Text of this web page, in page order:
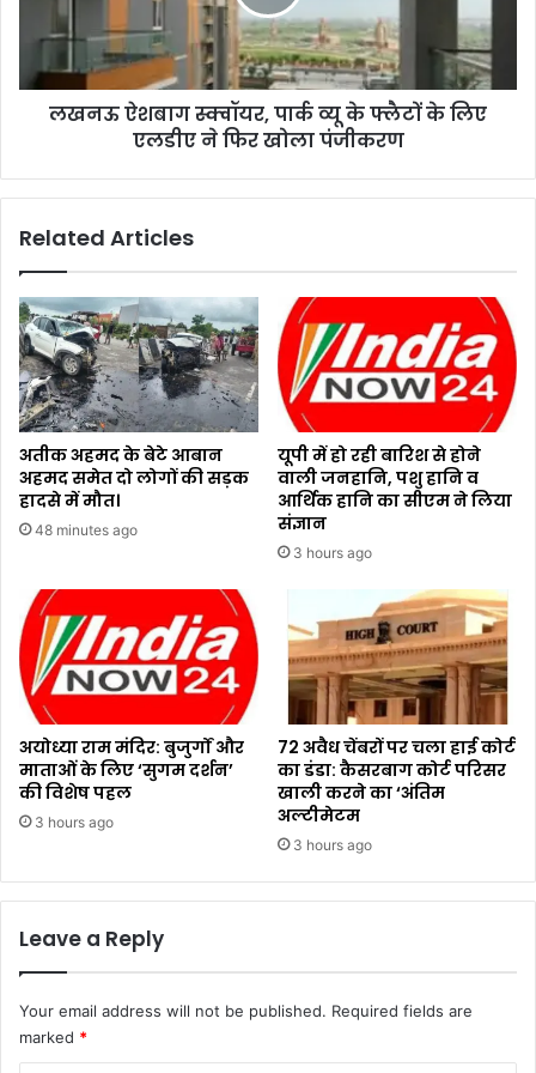
लखनऊ ऐशबाग स्क्वॉयर, पार्क व्यू के फ्लैटों के लिए
एलडीए ने फिर खोला पंजीकरण
Related Articles
अतीक अहमद के बेटे आबान
अहमद समेत दो लोगों की सड़क
हादसे में मौत।
48 minutes ago
यूपी में हो रही बारिश से होने
वाली जनहानि, पशु हानि व
आर्थिक हानि का सीएम ने लिया
संज्ञान
3 hours ago
अयोध्या राम मंदिर: बुजुर्गों और
माताओं के लिए ‘सुगम दर्शन’
की विशेष पहल
3 hours ago
72 अवैध चेंबरों पर चला हाई कोर्ट
का डंडा: कैसरबाग कोर्ट परिसर
खाली करने का ‘अंतिम
अल्टीमेटम
3 hours ago
Leave a Reply
Your email address will not be published. Required fields are
marked *